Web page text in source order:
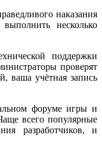
наказания
несколько
поддержки
проверят
ваша учётная запись
форуме игры и
всего популярные
разработчиков, и